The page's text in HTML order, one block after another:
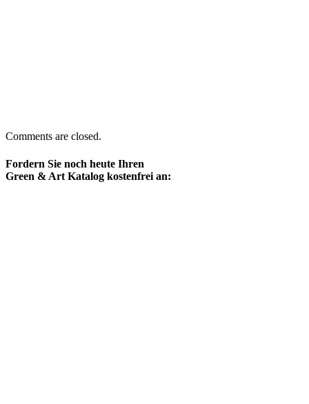
Comments are closed.
Fordern Sie noch heute Ihren
Green & Art Katalog kostenfrei an: